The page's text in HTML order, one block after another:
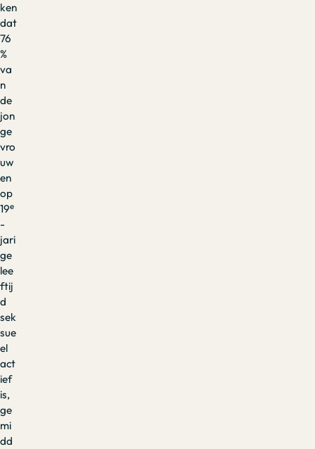
ken
dat
76
%
va
n
de
jon
ge
vro
uw
en
op
19e
-
jari
ge
lee
ftij
d
sek
sue
el
act
ief
is,
ge
mi
dd